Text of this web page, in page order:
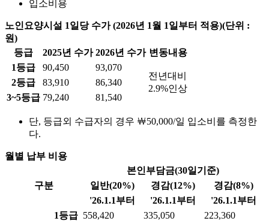
입소비용
노인요양시설 1일당 수가 (2026년 1월 1일부터 적용)(단위 :
원)
등급
2025년 수가 2026년 수가 변동내용
1등급
90,450
93,070
전년대비
2.9%인상
2등급 83,910
86,340
3~5등급 79,240 81,540
단, 등급외 수급자의 경우 ￦50,000/일 입소비를 측정한
다.
월별 납부 비용
구분
본인부담금(30일기준)
일반(20%)
경감(12%)
경감(8%)
'26.1.1부터
'26.1.1부터 '26.1.1부터
1등급 558,420 335,050
223,360